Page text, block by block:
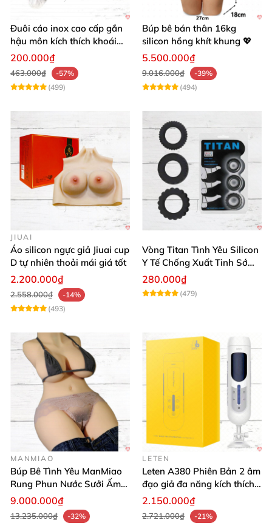
Đuôi cáo inox cao cấp gắn
hậu môn kích thích khoái
cảm
200.000₫
463.000₫
-57%
(499)
Búp bê bán thân 16kg
silicon hồng khít khung 💖
5.500.000₫
9.016.000₫
-39%
(494)
JIUAI
Áo silicon ngực giả Jiuai cup
D tự nhiên thoải mái giá tốt
2.200.000₫
2.558.000₫
-14%
(493)
Vòng Titan Tình Yêu Silicon
Y Tế Chống Xuất Tinh Sớm
Cao Cấp
280.000₫
(479)
MANMIAO
Búp Bê Tình Yêu ManMiao
Rung Phun Nước Sưởi Ấm
Thông Minh
9.000.000₫
13.235.000₫
-32%
LETEN
Leten A380 Phiên Bản 2 âm
đạo giả đa năng kích thích
cực mạnh
2.150.000₫
2.721.000₫
-21%